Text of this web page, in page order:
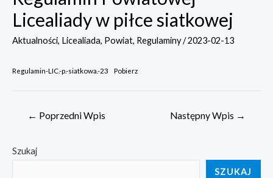
Licealiady w piłce siatkowej
Aktualności, Licealiada, Powiat, Regulaminy/2023-02-13
Regulamin-LIC.-p.-siatkowa.-23 Pobierz
Nawigacja
← Poprzedni Wpis Następny Wpis →
Szukaj
SZUKAJ